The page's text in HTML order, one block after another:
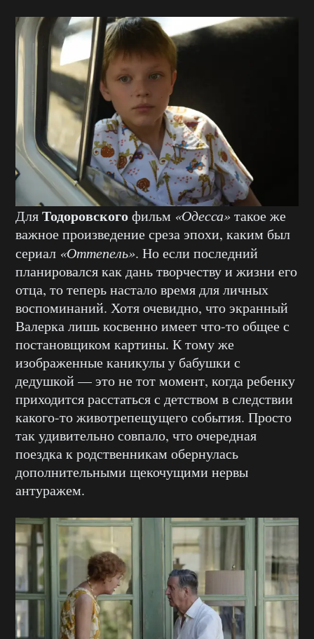
ДляТодоровскогофильм «Одесса»такое же
важное произведение среза эпохи, каким был
сериал «Оттепель». Но если последний
планировался как дань творчеству и жизни его
отца, то теперь настало время для личных
воспоминаний. Хотя очевидно, что экранный
Валерка лишь косвенно имеет что-то общее с
постановщиком картины. К тому же
изображенные каникулы у бабушки с
дедушкой — это не тот момент, когда ребенку
приходится расстаться с детством в следствии
какого-то животрепещущего события. Просто
так удивительно совпало, что очередная
поездка к родственникам обернулась
дополнительными щекочущими нервы
антуражем.